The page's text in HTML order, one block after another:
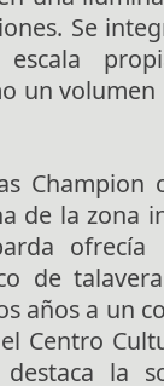
Se
un
Champion
de la zona
de
años a un
Centro
la